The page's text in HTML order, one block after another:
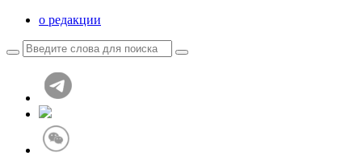
о редакции